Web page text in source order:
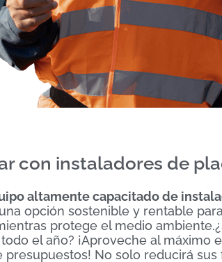
con instaladores de
altamente capacitado de
opción sostenible y rentable
protege el medio
el año? ¡Aproveche al
No solo reducirá